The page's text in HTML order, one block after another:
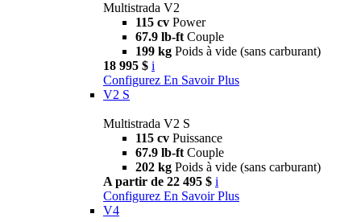
Multistrada V2
115 cv Power
67.9 lb-ft Couple
199 kg Poids à vide (sans carburant)
18 995 $ i
Configurez En Savoir Plus
V2 S
Multistrada V2 S
115 cv Puissance
67.9 lb-ft Couple
202 kg Poids à vide (sans carburant)
A partir de 22 495 $ i
Configurez En Savoir Plus
V4